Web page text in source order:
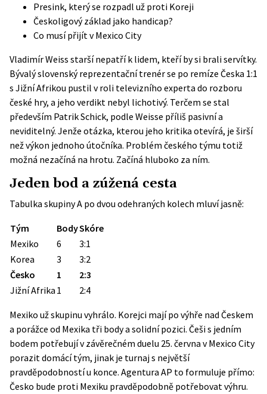
Presink, který se rozpadl už proti Koreji
Českoligový základ jako handicap?
Co musí přijít v Mexico City
Vladimír Weiss starší nepatří k lidem, kteří by si brali servítky.
Bývalý slovenský reprezentační trenér se po remíze Česka 1:1
s Jižní Afrikou pustil v roli televizního experta do rozboru
české hry, a jeho verdikt nebyl lichotivý. Terčem se stal
především Patrik Schick, podle Weisse příliš pasivní a
neviditelný. Jenže otázka, kterou jeho kritika otevírá, je širší
než výkon jednoho útočníka. Problém českého týmu totiž
možná nezačíná na hrotu. Začíná hluboko za ním.
Jeden bod a zúžená cesta
Tabulka skupiny A po dvou odehraných kolech mluví jasně:
Tým BodySkóre
Mexiko
6
3:1
Korea
3
3:2
Česko
1
2:3
Jižní Afrika 1 2:4
Mexiko už skupinu vyhrálo. Korejci mají po výhře nad Českem
a porážce od Mexika tři body a solidní pozici. Češi s jedním
bodem potřebují v závěrečném duelu 25. června v Mexico City
porazit domácí tým, jinak je turnaj s největší
pravděpodobností u konce. Agentura AP to formuluje přímo:
Česko bude proti Mexiku pravděpodobně potřebovat výhru.